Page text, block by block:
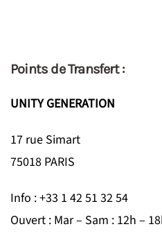
Points de Transfert :
UNITY GENERATION
17 rue Simart
75018 PARIS
Info : +33 1 42 51 32 54
Ouvert : Mar – Sam : 12h –